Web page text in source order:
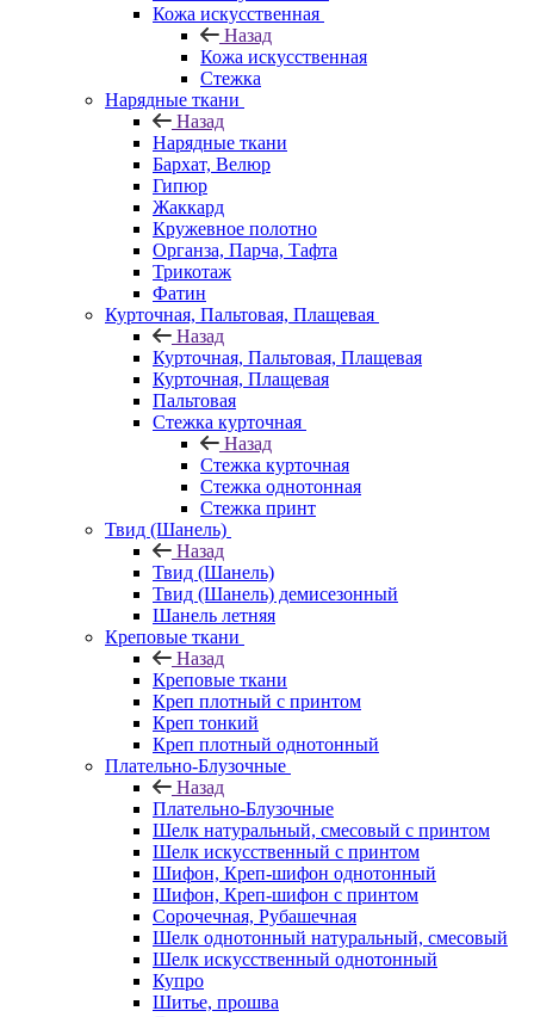
Кожа искусственная
Назад
Кожа искусственная
Стежка
Нарядные ткани
Назад
Нарядные ткани
Бархат, Велюр
Гипюр
Жаккард
Кружевное полотно
Органза, Парча, Тафта
Трикотаж
Фатин
Курточная, Пальтовая, Плащевая
Назад
Курточная, Пальтовая, Плащевая
Курточная, Плащевая
Пальтовая
Стежка курточная
Назад
Стежка курточная
Стежка однотонная
Стежка принт
Твид (Шанель)
Назад
Твид (Шанель)
Твид (Шанель) демисезонный
Шанель летняя
Креповые ткани
Назад
Креповые ткани
Креп плотный с принтом
Креп тонкий
Креп плотный однотонный
Плательно-Блузочные
Назад
Плательно-Блузочные
Шелк натуральный, смесовый с принтом
Шелк искусственный с принтом
Шифон, Креп-шифон однотонный
Шифон, Креп-шифон с принтом
Сорочечная, Рубашечная
Шелк однотонный натуральный, смесовый
Шелк искусственный однотонный
Купро
Шитье, прошва